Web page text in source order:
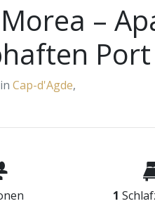
–
Port
Cap-d'Agde,
1